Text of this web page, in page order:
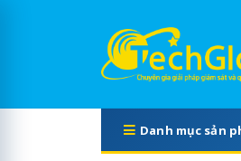
Danh mục sản